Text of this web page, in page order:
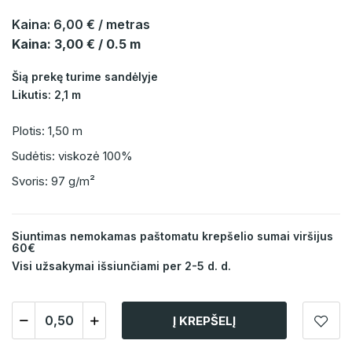
Kaina: 6,00 € / metras
Kaina: 3,00 € / 0.5 m
Šią prekę turime sandėlyje
Likutis: 2,1 m
Plotis: 1,50 m
Sudėtis: viskozė 100%
Svoris: 97 g/m²
Siuntimas nemokamas paštomatu krepšelio sumai viršijus
60€
Visi užsakymai išsiunčiami per 2-5 d. d.
Į KREPŠELĮ